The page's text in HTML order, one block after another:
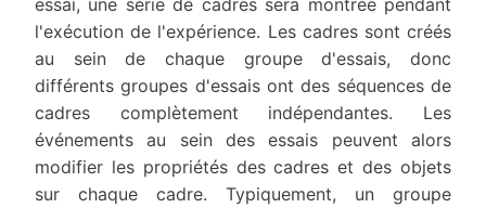
l'exécution de l'expérience. Les cadres sont créés
au sein de chaque groupe d'essais, donc
différents groupes d'essais ont des séquences de
cadres complètement indépendantes. Les
événements au sein des essais peuvent alors
modifier les propriétés des cadres et des objets
sur chaque cadre. Typiquement, un groupe